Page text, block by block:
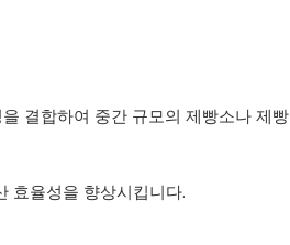
결합하여 중간 규모의 제빵소나 제빵
효율성을 향상시킵니다.